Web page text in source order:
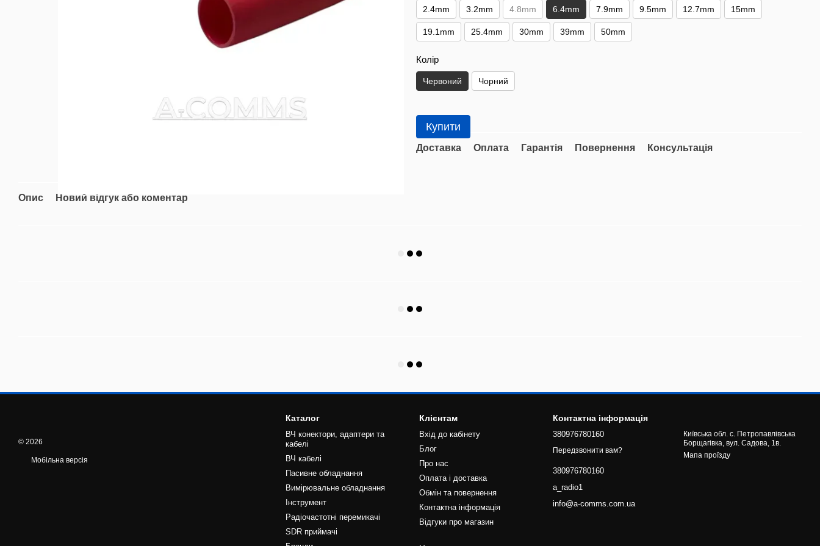
Опис Новий відгук або коментар
2.4mm 3.2mm 4.8mm 6.4mm 7.9mm 9.5mm 12.7mm 15mm
19.1mm 25.4mm 30mm 39mm 50mm
Колір
Червоний Чорний
Купити
Доставка Оплата Гарантія Повернення Консультація
© 2026
Мобільна версія
Каталог
ВЧ конектори, адаптери та
кабелі
ВЧ кабелі
Пасивне обладнання
Вимірювальне обладнання
Інструмент
Радіочастотні перемикачі
SDR приймачі
Клієнтам
Вхід до кабінету
Блог
Про нас
Оплата і доставка
Обмін та повернення
Контактна інформація
Відгуки про магазин
Контактна інформація
380976780160
Передзвонити вам?
380976780160
a_radio1
info@a-comms.com.ua
Київська обл. с. Петропавлівська
Борщагівка, вул. Садова, 1в.
Мапа проїзду